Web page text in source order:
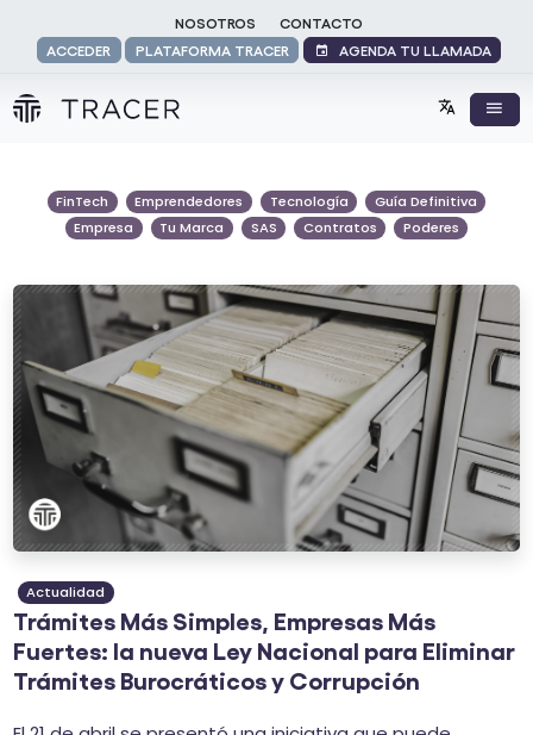
NOSOTROS
CONTACTO
ACCEDER
PLATAFORMA TRACER AGENDA TU LLAMADA
FinTech Emprendedores Tecnología
Guía Definitiva
Empresa
Tu Marca SAS Contratos Poderes
Actualidad
Trámites Más Simples, Empresas Más
Fuertes: la nueva Ley Nacional para Eliminar
Trámites Burocráticos y Corrupción